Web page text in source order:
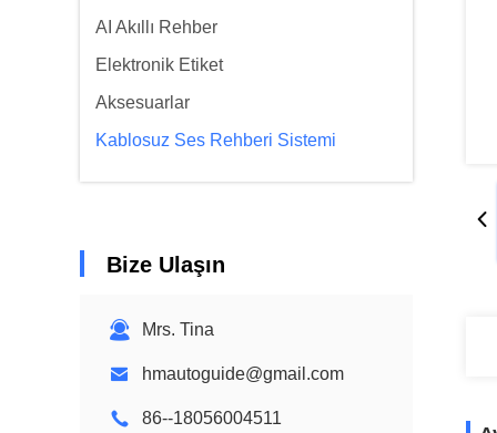
AI Akıllı Rehber
Elektronik Etiket
Aksesuarlar
Kablosuz Ses Rehberi Sistemi
Bize Ulaşın
Mrs. Tina
hmautoguide@gmail.com
86--18056004511